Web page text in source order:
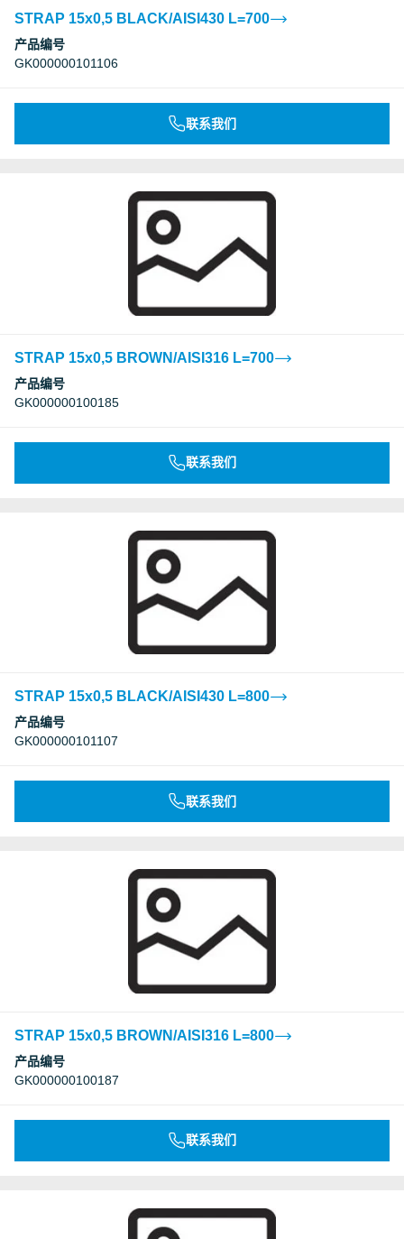
STRAP 15x0,5 BLACK/AISI430 L=700
产品编号
GK000000101106
联系我们
STRAP 15x0,5 BROWN/AISI316 L=700
产品编号
GK000000100185
联系我们
STRAP 15x0,5 BLACK/AISI430 L=800
产品编号
GK000000101107
联系我们
STRAP 15x0,5 BROWN/AISI316 L=800
产品编号
GK000000100187
联系我们